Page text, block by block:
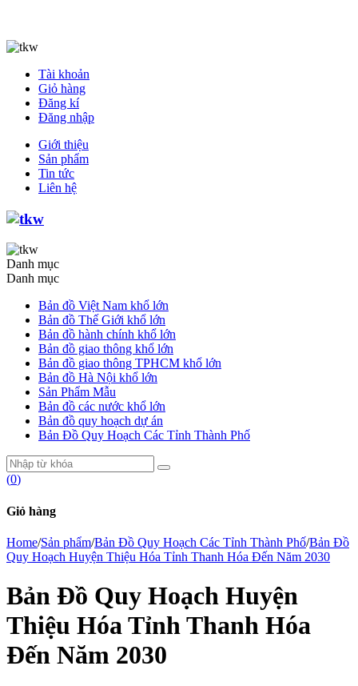
Tài khoản
Giỏ hàng
Đăng kí
Đăng nhập
Giới thiệu
Sản phẩm
Tin tức
Liên hệ
Danh mục
Danh mục
Bản đồ Việt Nam khổ lớn
Bản đồ Thế Giới khổ lớn
Bản đồ hành chính khổ lớn
Bản đồ giao thông khổ lớn
Bản đồ giao thông TPHCM khổ lớn
Bản đồ Hà Nội khổ lớn
Sản Phẩm Mẫu
Bản đồ các nước khổ lớn
Bản đồ quy hoạch dự án
Bản Đồ Quy Hoạch Các Tỉnh Thành Phố
(0)
Giỏ hàng
Home/Sản phẩm/Bản Đồ Quy Hoạch Các Tỉnh Thành Phố/Bản Đồ
Quy Hoạch Huyện Thiệu Hóa Tỉnh Thanh Hóa Đến Năm 2030
Bản Đồ Quy Hoạch Huyện
Thiệu Hóa Tỉnh Thanh Hóa
Đến Năm 2030